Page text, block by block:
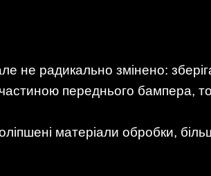
не радикально змінено:
переднього бампера,
матеріали обробки,